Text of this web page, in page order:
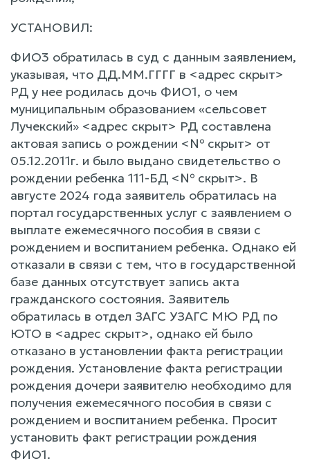
УСТАНОВИЛ:
ФИО3 обратилась в суд с данным заявлением,
указывая, что ДД.ММ.ГГГГ в <адрес скрыт>
РД у нее родилась дочь ФИО1, о чем
муниципальным образованием «сельсовет
Лучекский» <адрес скрыт> РД составлена
актовая запись о рождении <№ скрыт> от
05.12.2011г. и было выдано свидетельство о
рождении ребенка 111-БД <№ скрыт>. В
августе 2024 года заявитель обратилась на
портал государственных услуг с заявлением о
выплате ежемесячного пособия в связи с
рождением и воспитанием ребенка. Однако ей
отказали в связи с тем, что в государственной
базе данных отсутствует запись акта
гражданского состояния. Заявитель
обратилась в отдел ЗАГС УЗАГС МЮ РД по
ЮТО в <адрес скрыт>, однако ей было
отказано в установлении факта регистрации
рождения. Установление факта регистрации
рождения дочери заявителю необходимо для
получения ежемесячного пособия в связи с
рождением и воспитанием ребенка. Просит
установить факт регистрации рождения
ФИО1.